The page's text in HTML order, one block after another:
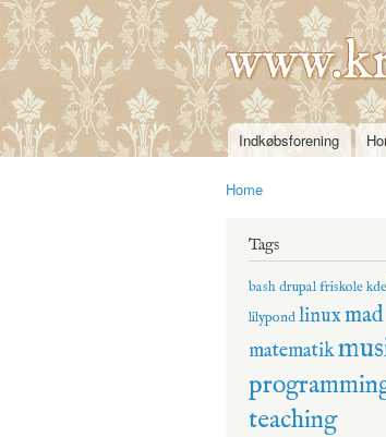
Main menu
Indkøbsforening
Home
Tags
bashdrupalfriskolekde
lilypondlinuxmad
matematik
teaching